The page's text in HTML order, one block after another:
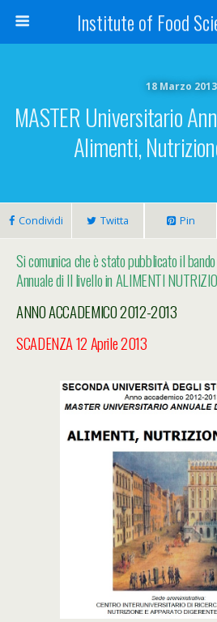
Institute of Food
18 Marzo 2013
MASTER Universitario
Alimenti,
Condividi Twitta Pin
Si comunica che è stato pubblicato il
Annuale di II livello in ALIMENTI
ANNO ACCADEMICO 2012-2013
SCADENZA 12 Aprile 2013